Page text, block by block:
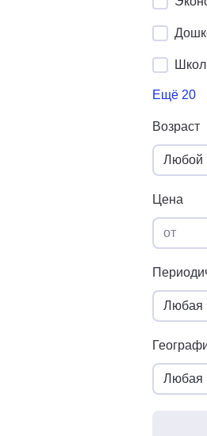
Ещё 20
Возраст
Любой
Цена
от
Любая
Любая